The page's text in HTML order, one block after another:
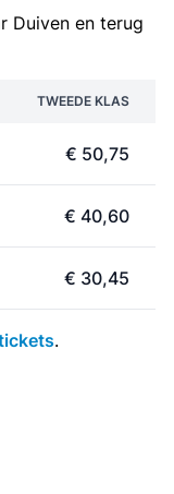
Duiven en terug
TWEEDE KLAS
€ 50,75
€ 40,60
€ 30,45
.